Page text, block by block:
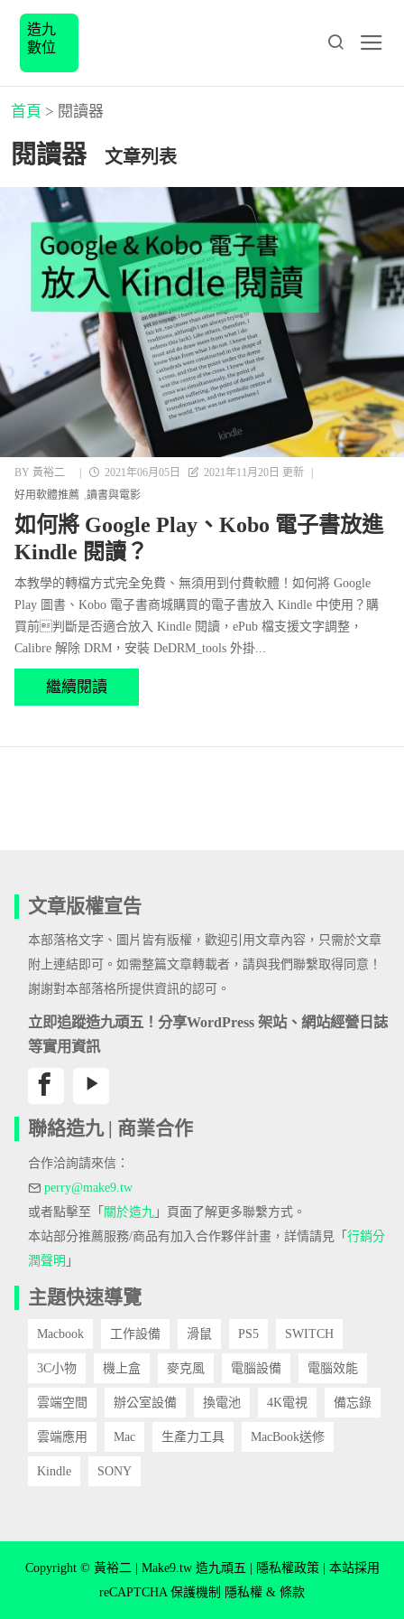
造九
數位
首頁 > 閱讀器
閱讀器 文章列表
BY 黃裕二 | 2021年06月05日 2021年11月20日 更新
|
好用軟體推薦 讀書與電影
如何將 Google Play、Kobo 電子書放進
Kindle 閱讀？
本教學的轉檔方式完全免費、無須用到付費軟體！如何將 Google
Play 圖書、Kobo 電子書商城購買的電子書放入 Kindle 中使用？購
買前判斷是否適合放入 Kindle 閱讀，ePub 檔支援文字調整，
Calibre 解除 DRM，安裝 DeDRM_tools 外掛...
繼續閱讀
文章版權宣告
本部落格文字、圖片皆有版權，歡迎引用文章內容，只需於文章
附上連結即可。如需整篇文章轉載者，請與我們聯繫取得同意！
謝謝對本部落格所提供資訊的認可。
立即追蹤造九頑五！分享WordPress 架站、網站經營日誌
等實用資訊
聯絡造九 | 商業合作
合作洽詢請來信：
perry@make9.tw
或者點擊至「 關於造九 」頁面了解更多聯繫方式。
本站部分推薦服務/商品有加入合作夥伴計畫，詳情請見「 行銷分
潤聲明 」
主題快速導覽
Macbook 工作設備 滑鼠 PS5 SWITCH
3C小物 機上盒 麥克風 電腦設備 電腦效能
雲端空間 辦公室設備 換電池 4K電視 備忘錄
雲端應用 Mac 生產力工具 MacBook送修
Kindle SONY
Copyright © 黃裕二 | Make9.tw 造九頑五 | 隱私權政策 | 本站採用
reCAPTCHA 保護機制 隱私權 & 條款